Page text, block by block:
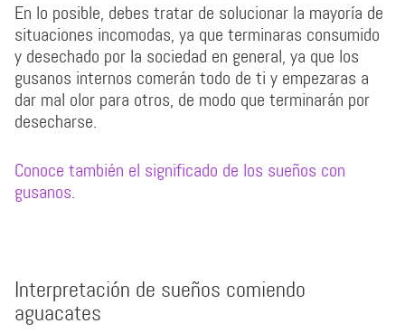
En lo posible, debes tratar de solucionar la mayoría de
situaciones incomodas, ya que terminaras consumido
y desechado por la sociedad en general, ya que los
gusanos internos comerán todo de ti y empezaras a
dar mal olor para otros, de modo que terminarán por
desecharse.
Conoce también el significado de los sueños con
gusanos.
Interpretación de sueños comiendo
aguacates